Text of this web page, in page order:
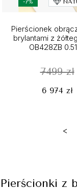
-7%
Pierścionek
brylantami z
OB428ZB
7499 zł
6 974 zł
<
Pierścionki z